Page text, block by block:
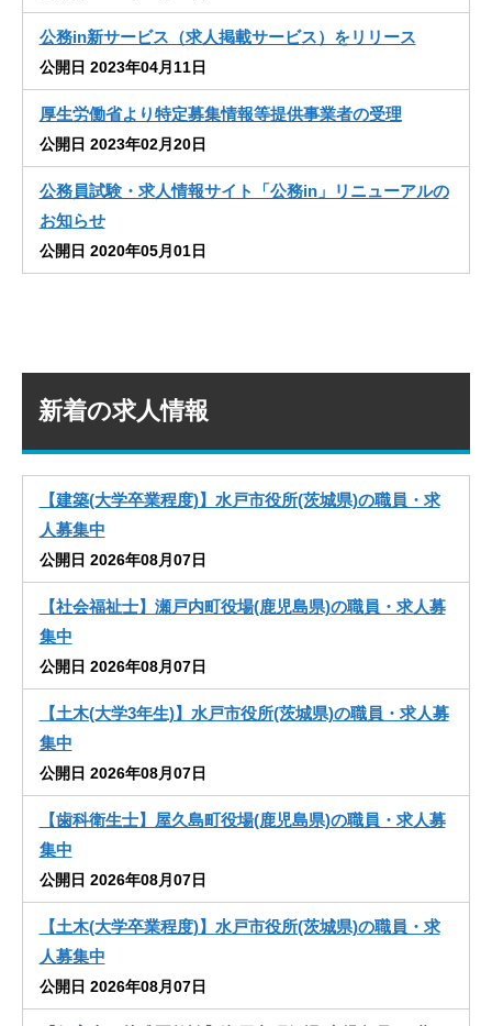
公務in新サービス（求人掲載サービス）をリリース
公開日 2023年04月11日
厚生労働省より特定募集情報等提供事業者の受理
公開日 2023年02月20日
公務員試験・求人情報サイト「公務in」リニューアルの
お知らせ
公開日 2020年05月01日
新着の求人情報
【建築(大学卒業程度)】水戸市役所(茨城県)の職員・求
人募集中
公開日 2026年08月07日
【社会福祉士】瀬戸内町役場(鹿児島県)の職員・求人募
集中
公開日 2026年08月07日
【土木(大学3年生)】水戸市役所(茨城県)の職員・求人募
集中
公開日 2026年08月07日
【歯科衛生士】屋久島町役場(鹿児島県)の職員・求人募
集中
公開日 2026年08月07日
【土木(大学卒業程度)】水戸市役所(茨城県)の職員・求
人募集中
公開日 2026年08月07日